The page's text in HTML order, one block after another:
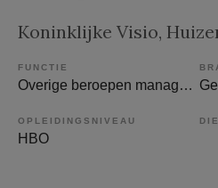
Koninklijke Visio,
FUNCTIE
Overige beroepen management
OPLEIDINGSNIVEAU
HBO